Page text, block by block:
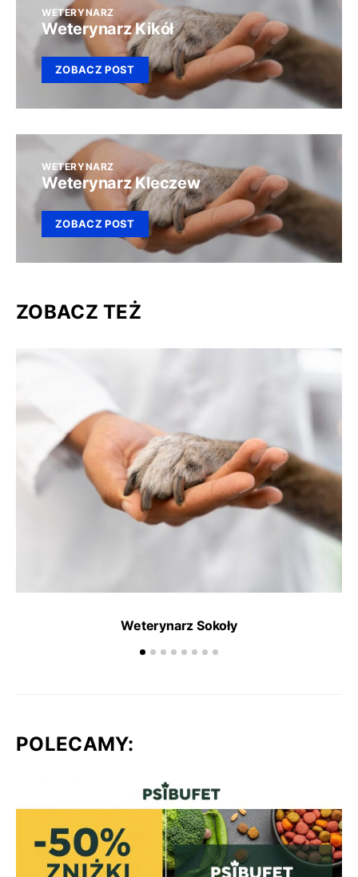
WETERYNARZ
Weterynarz Kikół
ZOBACZ POST
WETERYNARZ
Weterynarz Kleczew
ZOBACZ POST
ZOBACZ TEŻ
Weterynarz Sokoły
POLECAMY: